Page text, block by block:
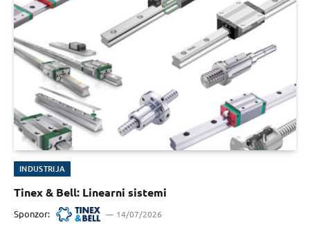
INDUSTRIJA
Tinex & Bell: Linearni sistemi
Sponzor: 14/07/2026